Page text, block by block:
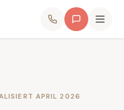
APRIL 2026